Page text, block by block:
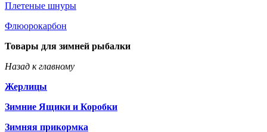
Плетеные шнуры
Флюорокарбон
Товары для зимней рыбалки
Назад к главному
Жерлицы
Зимние Ящики и Коробки
Зимняя прикормка